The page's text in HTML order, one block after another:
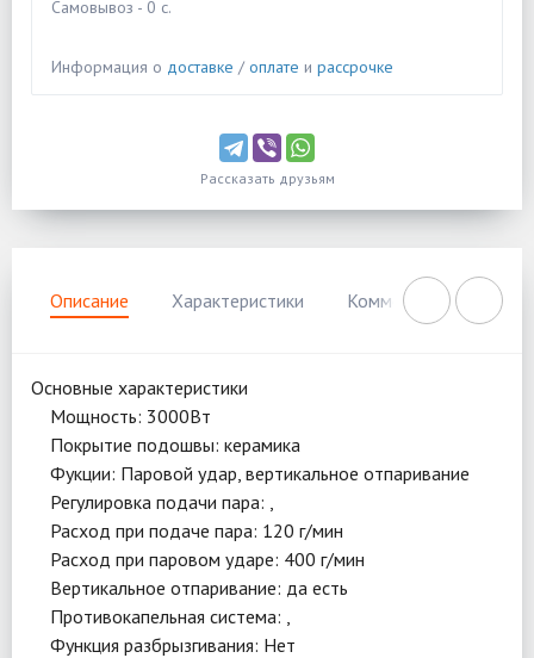
Самовывоз - 0 c.
Информация о доставке /оплате и рассрочке
Рассказать друзьям
Описание Характеристики Комментарии
Основные характеристики
Мощность: 3000Вт
Покрытие подошвы: керамика
Фукции: Паровой удар, вертикальное отпаривание
Регулировка подачи пара: ,
Расход при подаче пара: 120 г/мин
Расход при паровом ударе: 400 г/мин
Вертикальное отпаривание: да есть
Противокапельная система: ,
Функция разбрызгивания: Нет